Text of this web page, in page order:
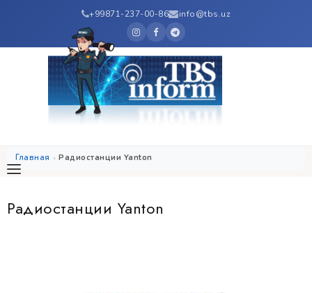
+99871-237-00-86 info@tbs.uz
Главная Радиостанции Yanton
Радиостанции Yanton